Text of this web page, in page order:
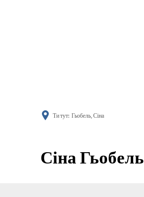
Ти тут: Гьобель, Сіна
Сіна Гьобель